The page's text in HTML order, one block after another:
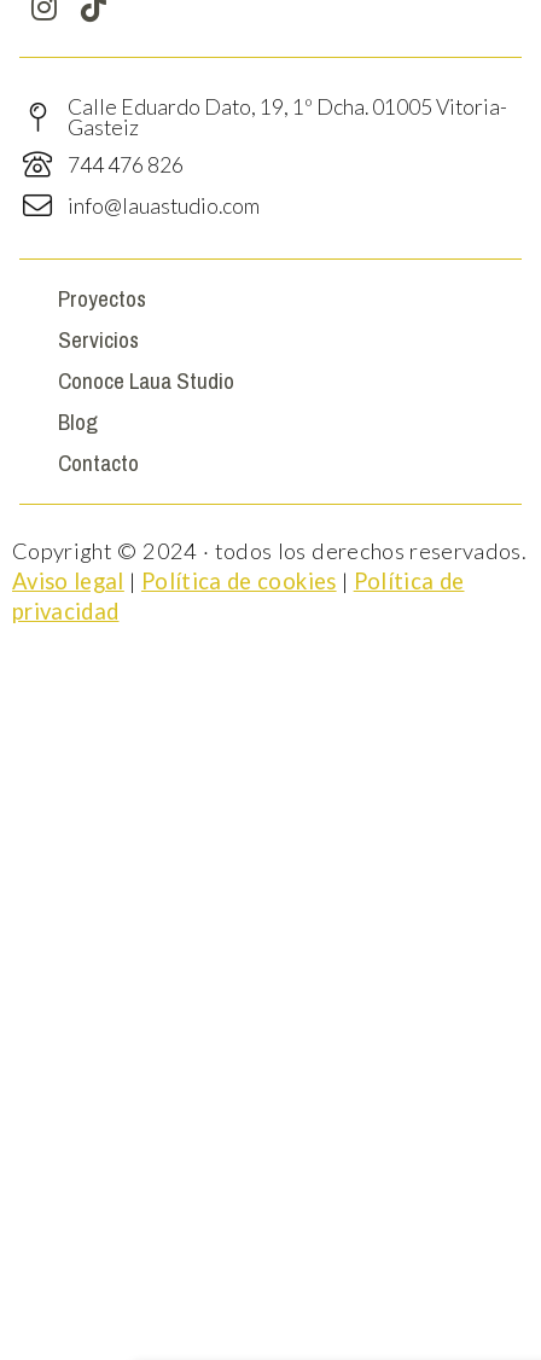
Calle Eduardo Dato, 19, 1º Dcha. 01005 Vitoria-
Gasteiz
744 476 826
info@lauastudio.com
Proyectos
Servicios
Conoce Laua Studio
Blog
Contacto
Copyright © 2024 · todos los derechos reservados.
Aviso legal | Política de cookies | Política de
privacidad